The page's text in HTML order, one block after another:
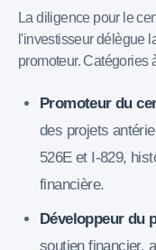
La diligence pour le
l'investisseur délègue
promoteur. Catégories
Promoteur du
des projets
526E et I-829,
financière.
Développeur du
soutien financier,